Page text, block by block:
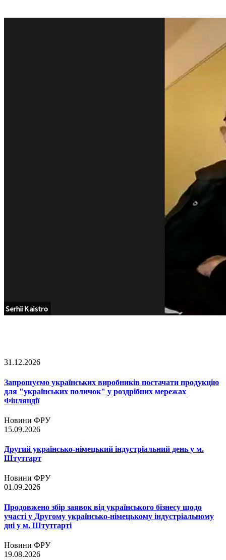
31.12.2026
Запрошуємо українських виробників постачати продукцію
для "українських поличок" у роздрібних мережах
Фінляндії
Новини ФРУ
15.09.2026
Другий українсько-німецький індустріальний день у м.
Штутгарт
Новини ФРУ
01.09.2026
Продовжено збір заявок від українського бізнесу щодо
участі у Другому українсько-німецькому індустріальному
дні у м. Штутгарті
Новини ФРУ
19.08.2026